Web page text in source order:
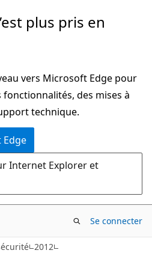
plus pris en
vers Microsoft Edge pour
des mises à
technique.
Internet Explorer et
Se connecter
2012